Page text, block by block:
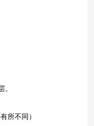
。
所不同）